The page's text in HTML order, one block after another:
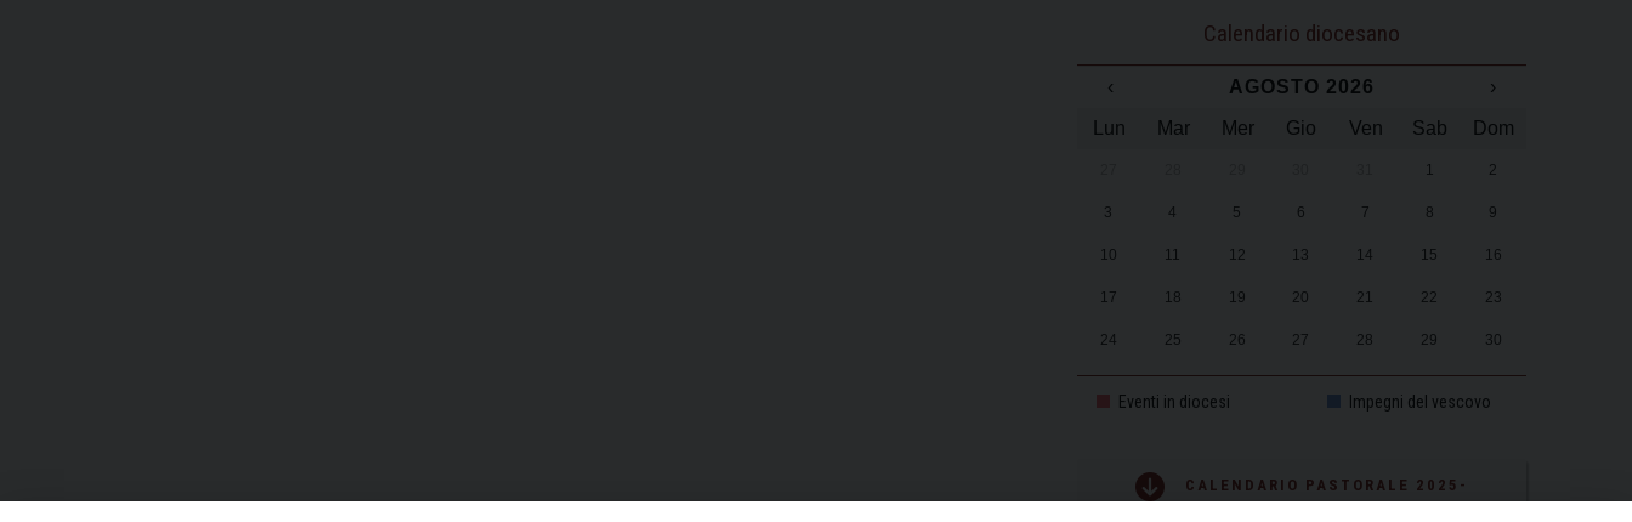
Calendario diocesano
‹ AGOSTO 2026
›
Lun
Mar Mer Gio Ven Sab Dom
1 2
3 4 5 6 7 8 9
10 11 12 13 14 15 16
17 18 19 20 21 22 23
24 25 26 27 28 29 30
31 1 2 3 4 5 6
Eventi in diocesi Impegni del vescovo
CALENDARIO PASTORALE 2025-